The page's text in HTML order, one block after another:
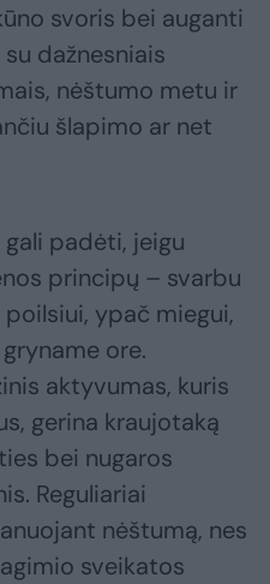
svoris bei auganti
dažnesniais
nėštumo metu ir
šlapimo ar net
padėti, jeigu
principų – svarbu
ypač miegui,
ore.
aktyvumas, kuris
gerina kraujotaką
bei nugaros
Reguliariai
nėštumą, nes
sveikatos